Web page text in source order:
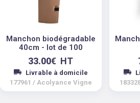
Manchon biodégradable
40cm - lot de 100
33.00€ HT
Livrable à domicile
177961 / Acolyance Vigne